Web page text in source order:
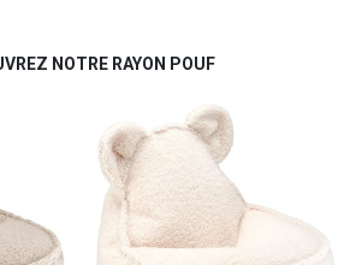
NOTRE RAYON POUF